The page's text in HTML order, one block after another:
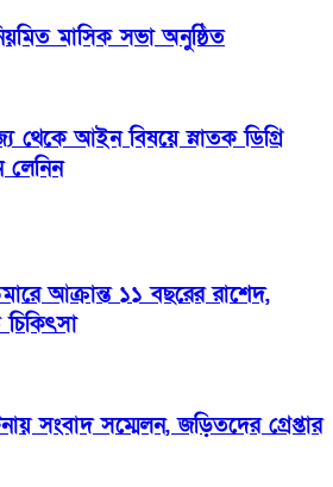
মাসিক সভা অনুষ্ঠিত
থেকে আইন বিষয়ে স্নাতক ডিগ্রি
আক্রান্ত ১১ বছরের রাশেদ,
সংবাদ সম্মেলন, জড়িতদের গ্রেপ্তার